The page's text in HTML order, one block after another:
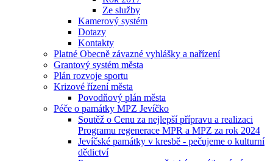
Ze služby
Kamerový systém
Dotazy
Kontakty
Platné Obecně závazné vyhlášky a nařízení
Grantový systém města
Plán rozvoje sportu
Krizové řízení města
Povodňový plán města
Péče o památky MPZ Jevíčko
Soutěž o Cenu za nejlepší přípravu a realizaci
Programu regenerace MPR a MPZ za rok 2024
Jevíčské památky v kresbě - pečujeme o kulturní
dědictví